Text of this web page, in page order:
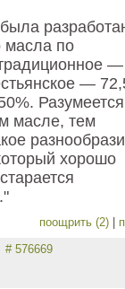
масла по
—
—
масле, тем
хорошо
поощрить (2)
# 576669